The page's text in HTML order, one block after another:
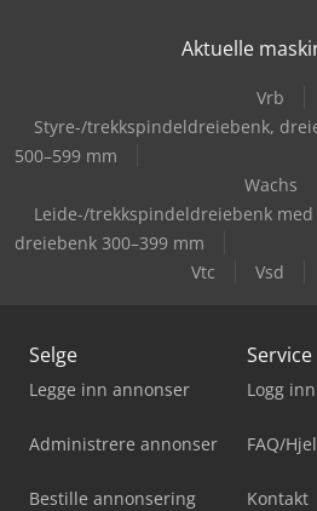
Aktuelle
Vrb
Styre-/trekkspindeldreiebenk,
500–599 mm
Wachs
Leide-/trekkspindeldreiebenk
dreiebenk 300–399 mm
Vtc
Vsd
Selge
Legge inn annonser
Administrere annonser
Bestille annonsering
Logg inn
FAQ/
Kontakt